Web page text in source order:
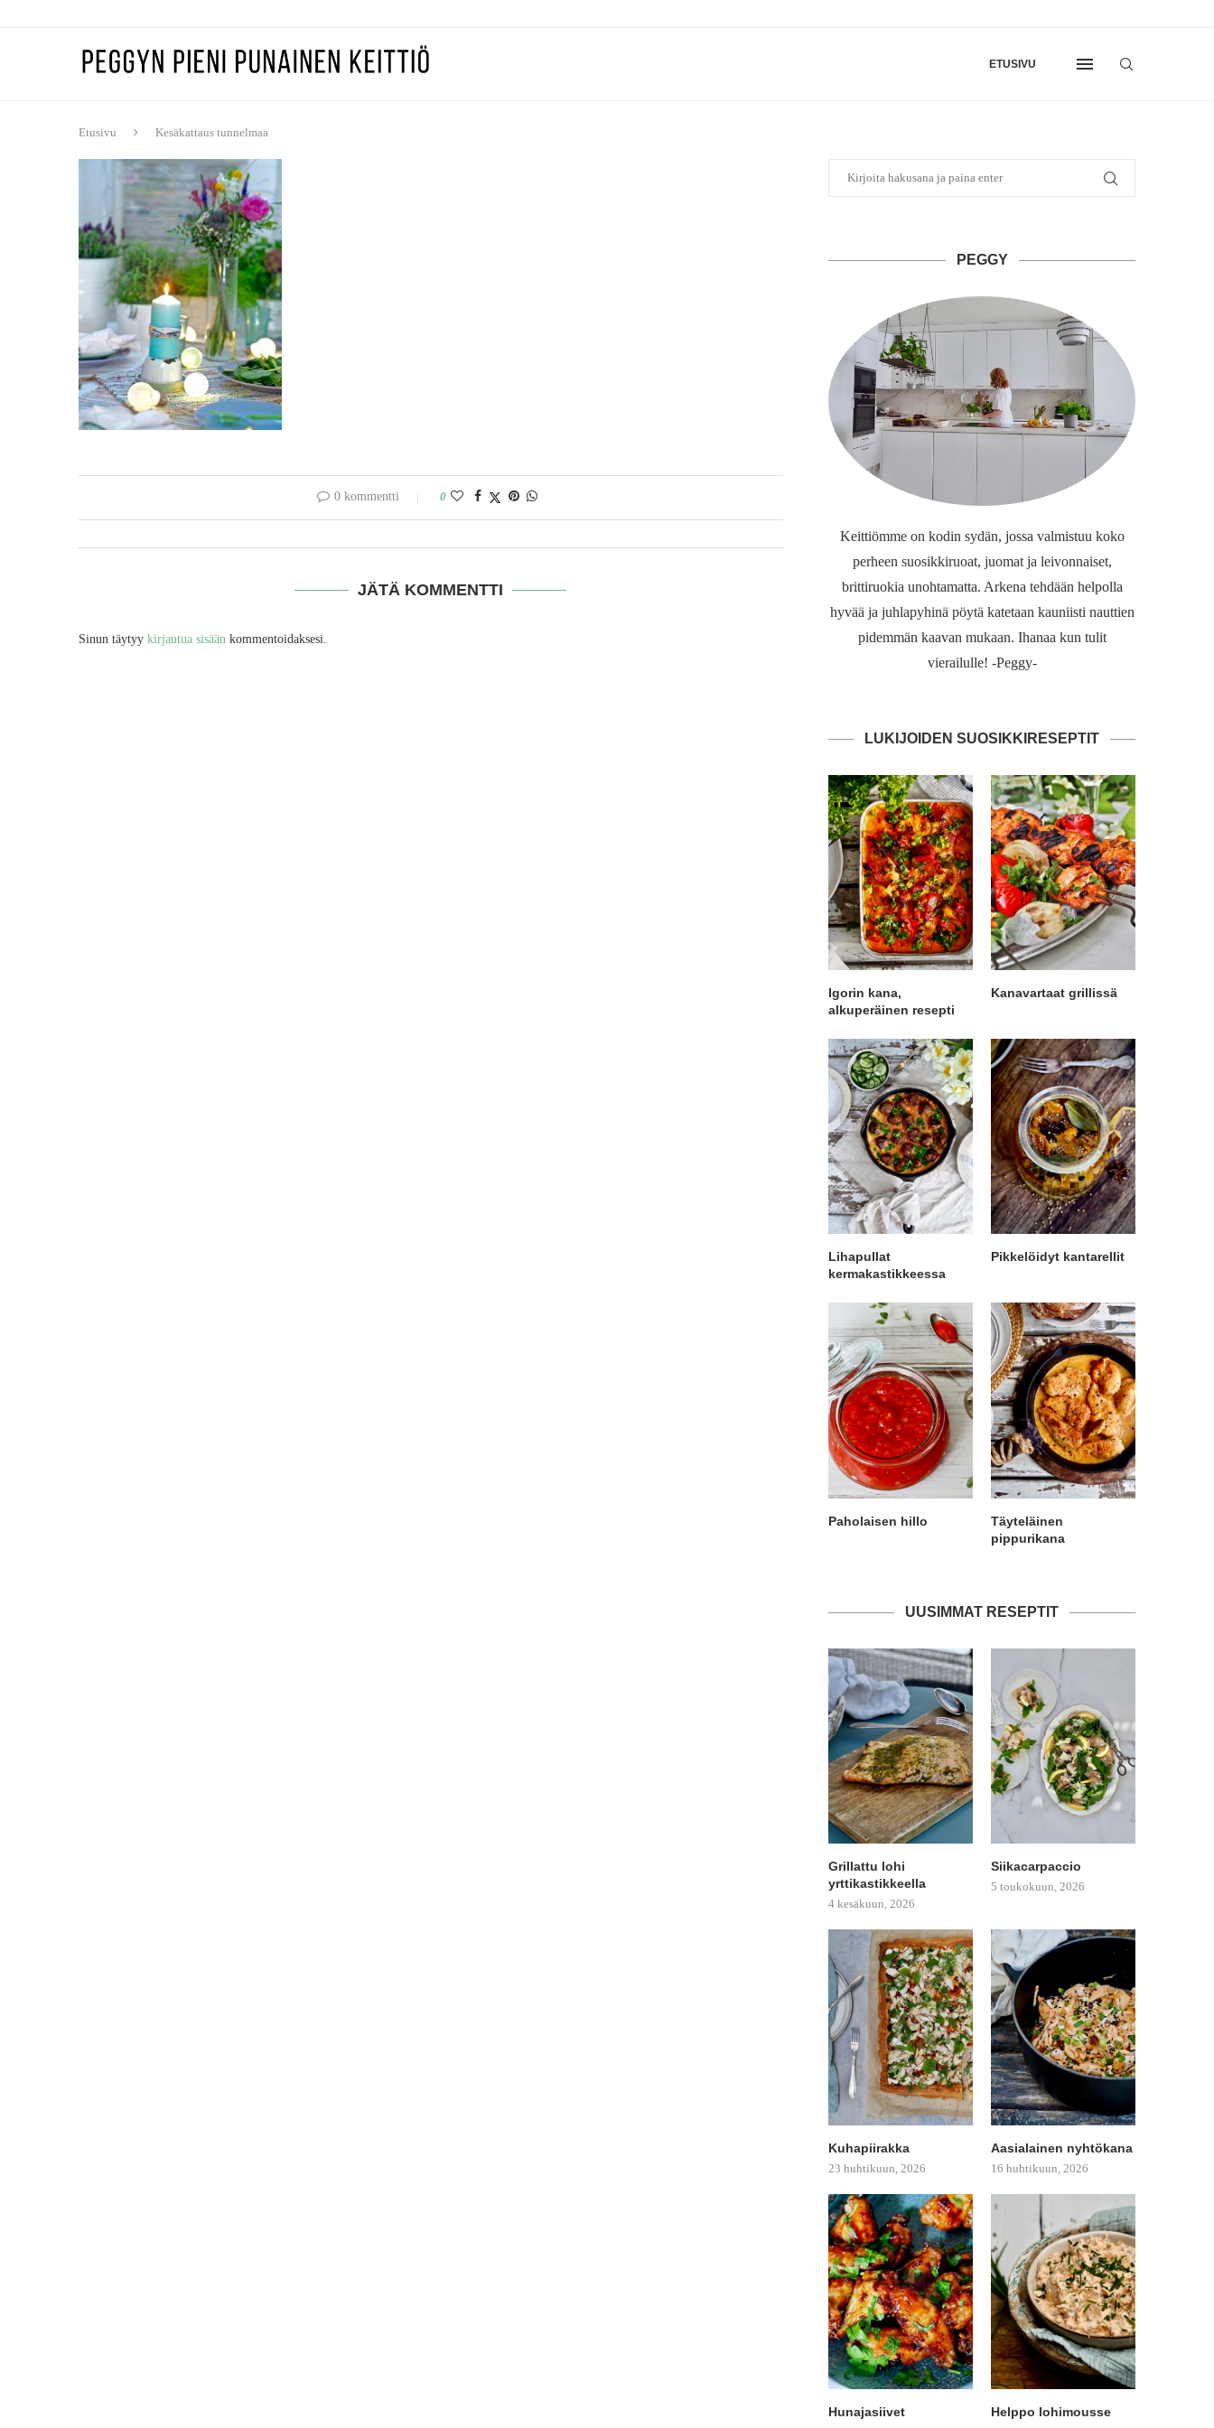
ETUSIVU
Etusivu Kesäkattaus tunnelmaa
0 kommentti 0
JÄTÄ KOMMENTTI
Sinun täytyy kirjautua sisään kommentoidaksesi.
PEGGY
Keittiömme on kodin sydän, jossa valmistuu koko
perheen suosikkiruoat, juomat ja leivonnaiset,
brittiruokia unohtamatta. Arkena tehdään helpolla
hyvää ja juhlapyhinä pöytä katetaan kauniisti nauttien
pidemmän kaavan mukaan. Ihanaa kun tulit
vierailulle! -Peggy-
LUKIJOIDEN SUOSIKKIRESEPTIT
Igorin kana,
alkuperäinen resepti
Kanavartaat grillissä
Lihapullat
kermakastikkeessa
Pikkelöidyt kantarellit
Paholaisen hillo
Täyteläinen
pippurikana
UUSIMMAT RESEPTIT
Grillattu lohi
yrttikastikkeella
4 kesäkuun, 2026
Siikacarpaccio
5 toukokuun, 2026
Kuhapiirakka
23 huhtikuun, 2026
Aasialainen nyhtökana
16 huhtikuun, 2026
Hunajasiivet Helppo lohimousse